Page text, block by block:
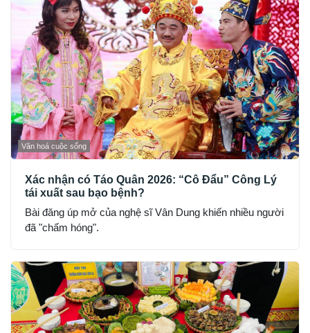
Văn hoá cuộc sống
Xác nhận có Táo Quân 2026: “Cô Đẩu” Công Lý
tái xuất sau bạo bệnh?
Bài đăng úp mở của nghệ sĩ Vân Dung khiến nhiều người
đã "chấm hóng".